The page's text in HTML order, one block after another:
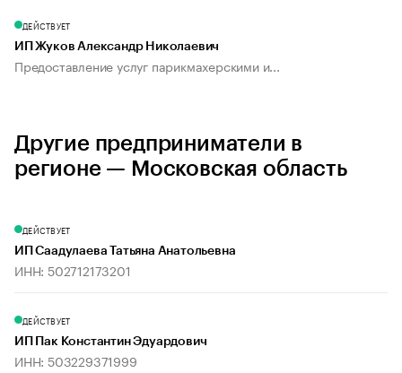
ДЕЙСТВУЕТ
ИП Жуков Александр Николаевич
Предоставление услуг парикмахерскими и...
Другие предприниматели в
регионе — Московская область
ДЕЙСТВУЕТ
ИП Саадулаева Татьяна Анатольевна
ИНН: 502712173201
ДЕЙСТВУЕТ
ИП Пак Константин Эдуардович
ИНН: 503229371999